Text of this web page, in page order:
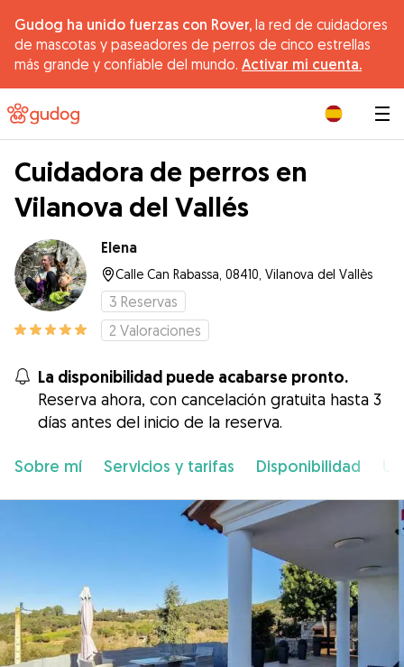
Gudog ha unido fuerzas con Rover, la red de cuidadores
de mascotas y paseadores de perros de cinco estrellas
más grande y confiable del mundo. Activar mi cuenta.
Cuidadora de perros en
Vilanova del Vallés
Elena
Calle Can Rabassa, 08410, Vilanova del Vallès
3 Reservas
2 Valoraciones
La disponibilidad puede acabarse pronto.
Reserva ahora, con cancelación gratuita hasta 3
días antes del inicio de la reserva.
Sobre mí Servicios y tarifas Disponibilidad